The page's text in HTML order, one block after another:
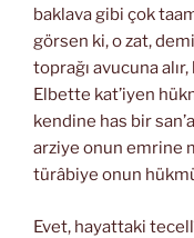
baklava gibi çok
görsen ki, o zat,
toprağı avucuna
Elbette kat’iyen
kendine has bir
arziye onun emrine
türâbiye onun
Evet, hayattaki